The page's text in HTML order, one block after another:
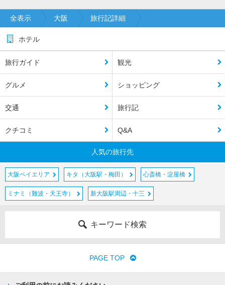
全表示 大阪 旅行記詳細
ホテル
旅行ガイド 観光
グルメ ショッピング
交通 旅行記
クチコミ Q&A
人気の旅行先
大阪ベイエリア キタ（大阪駅・梅田） 心斎橋・淀屋橋
ミナミ（難波・天王寺） 新大阪駅周辺・十三
キーワード検索
PAGE TOP